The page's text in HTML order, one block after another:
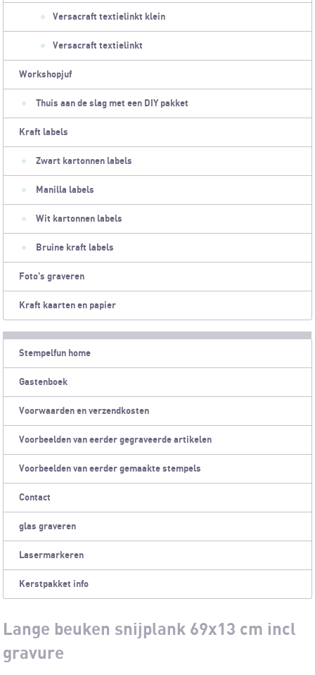
Versacraft textielinkt klein
Versacraft textielinkt
Workshopjuf
Thuis aan de slag met een DIY pakket
Kraft labels
Zwart kartonnen labels
Manilla labels
Wit kartonnen labels
Bruine kraft labels
Foto's graveren
Kraft kaarten en papier
Stempelfun home
Gastenboek
Voorwaarden en verzendkosten
Voorbeelden van eerder gegraveerde artikelen
Voorbeelden van eerder gemaakte stempels
Contact
glas graveren
Lasermarkeren
Kerstpakket info
Lange beuken snijplank 69x13 cm incl
gravure